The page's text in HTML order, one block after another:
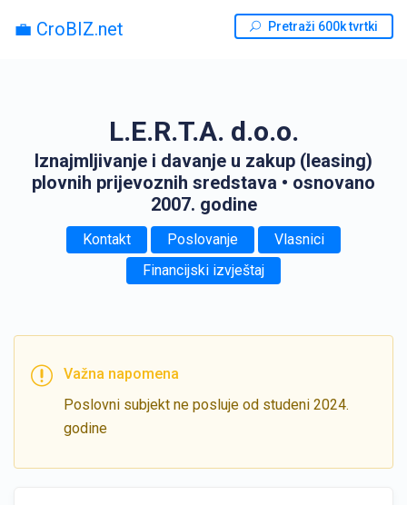
💼 CroBIZ.net Pretraži 600k tvrtki
L.E.R.T.A. d.o.o.
Iznajmljivanje i davanje u zakup (leasing)
plovnih prijevoznih sredstava • osnovano
2007. godine
Kontakt Poslovanje
Vlasnici
Financijski izvještaj
Važna napomena
Poslovni subjekt ne posluje od studeni 2024.
godine